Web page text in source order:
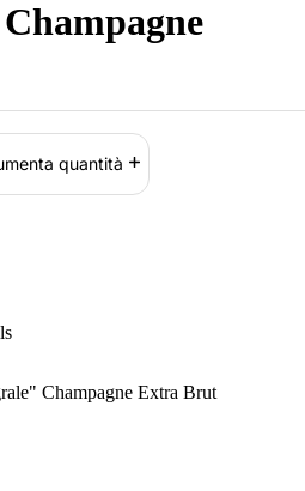
quantità
Champagne Extra Brut